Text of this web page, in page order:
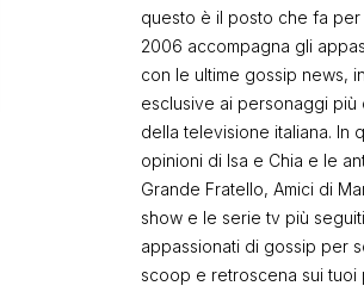
questo è il posto che fa per
2006 accompagna gli
con le ultime gossip news,
esclusive ai personaggi più
della televisione italiana. In
opinioni di Isa e Chia e le
Grande Fratello, Amici di
show e le serie tv più
appassionati di gossip per
scoop e retroscena sui tuoi